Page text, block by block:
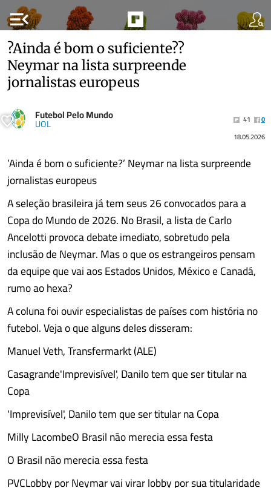
menu_open
?Ainda é bom o suficiente??
Neymar na lista surpreende
jornalistas europeus
Futebol Pelo Mundo
UOL 41
0
18.05.2026
’Ainda é bom o suficiente?’ Neymar na lista surpreende
jornalistas europeus
A seleção brasileira já tem seus 26 convocados para a
Copa do Mundo de 2026. No Brasil, a lista de Carlo
Ancelotti provoca debate imediato, sobretudo pela
inclusão de Neymar. Mas o que os estrangeiros pensam
da equipe que vai aos Estados Unidos, México e Canadá,
rumo ao hexa?
A coluna foi ouvir especialistas de países com história no
futebol. Veja o que alguns deles disseram:
Manuel Veth, Transfermarkt (ALE)
Casagrande'Imprevisível', Danilo tem que ser titular na
Copa
'Imprevisível', Danilo tem que ser titular na Copa
Milly LacombeO Brasil não merecia essa festa
O Brasil não merecia essa festa
PVCLobby por Neymar vai virar lobby por sua titularidade